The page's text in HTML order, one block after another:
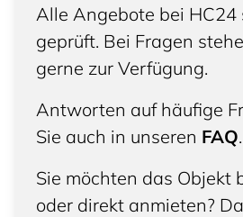
Alle Angebote bei HC24
geprüft. Bei Fragen
gerne zur Verfügung.
Antworten auf häufige
Sie auch in unseren FAQ.
Sie möchten das Objekt
oder direkt anmieten?